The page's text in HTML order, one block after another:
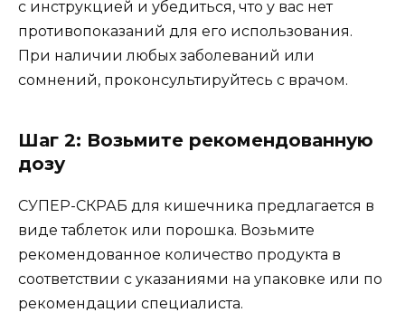
с инструкцией и убедиться, что у вас нет
противопоказаний для его использования.
При наличии любых заболеваний или
сомнений, проконсультируйтесь с врачом.
Шаг 2: Возьмите рекомендованную
дозу
СУПЕР-СКРАБ для кишечника предлагается в
виде таблеток или порошка. Возьмите
рекомендованное количество продукта в
соответствии с указаниями на упаковке или по
рекомендации специалиста.